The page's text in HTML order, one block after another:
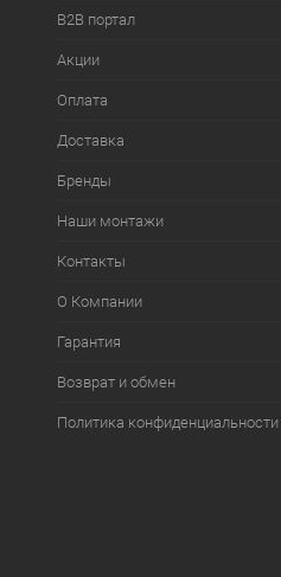
B2B портал
Акции
Оплата
Доставка
Бренды
Наши монтажи
Контакты
О Компании
Гарантия
Возврат и обмен
Политика конфиденциальности